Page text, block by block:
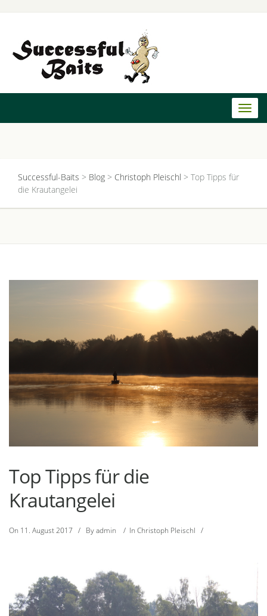
Successful-Baits > Blog > Christoph Pleischl > Top Tipps für
die Krautangelei
Top Tipps für die
Krautangelei
On 11. August 2017 / Byadmin / In Christoph Pleischl /